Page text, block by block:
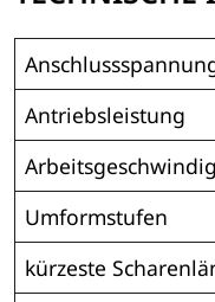
Antriebsleistung
Umformstufen
kürzeste